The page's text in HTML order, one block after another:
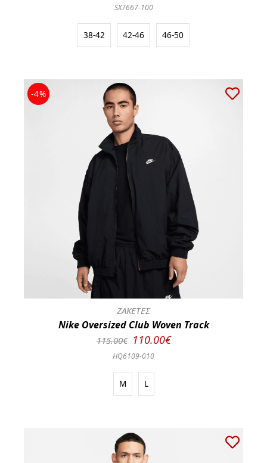
SX7667-100
38-42 42-46 46-50
-4%
ΖΑΚΕΤΕΣ
Nike Oversized Club Woven Track
115.00€ 110.00€
HQ6109-010
M L